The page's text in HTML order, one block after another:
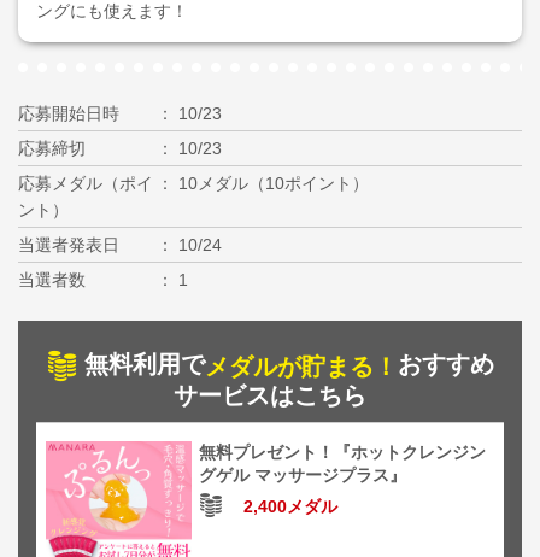
ングにも使えます！
応募開始日時
10/23
応募締切
10/23
応募メダル（ポイ
ント）
10メダル（10ポイント）
当選者発表日
10/24
当選者数
1
無料利用でメダルが貯まる！ おすすめ
サービスはこちら
無料プレゼント！『ホットクレンジン
グゲル マッサージプラス』
2,400メダル